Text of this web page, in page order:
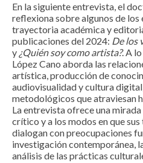
En la siguiente entrevista, el
reflexiona sobre algunos de los
trayectoria académica y
publicaciones del 2024: De los
y ¿Quién soy como artista?. A
López Cano aborda las
artística, producción de
audiovisualidad y cultura
metodológicos que atraviesan
La entrevista ofrece una
crítico y a los modos en que
dialogan con preocupaciones
investigación contemporánea,
análisis de las prácticas